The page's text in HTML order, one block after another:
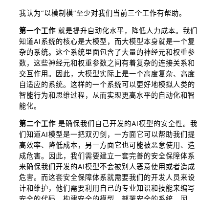
我认为“以模制模”至少对我们当前三个工作有帮助。
第一个工作就是提升自动化水平，降低人力成本。我们
知道AI系统的核心是大模型，而大模型本身就是一个复
杂的系统。这个系统里面包含了大量的神经元和权重参
数，这些神经元和权重参数之间有着复杂的连接关系和
交互作用。因此，大模型实际上是一个高度复杂、高度
自适应的系统。这样的一个系统可以更好地模拟人类的
智能行为和思维过程，从而实现更高水平的自动化和智
能化。
第二个工作是确保我们自己开发的AI模型的安全性。我
们知道AI模型是一把双刃剑，一方面它可以帮助我们提
高效率、降低成本，另一方面它也可能被恶意使用、造
成危害。因此，我们需要建立一套完善的安全保障体系
来确保我们开发的AI模型不会被别人恶意使用或者造成
危害。而这套安全保障体系就需要我们的开发人员来设
计和维护，他们需要利用自己的专业知识和技能来编写